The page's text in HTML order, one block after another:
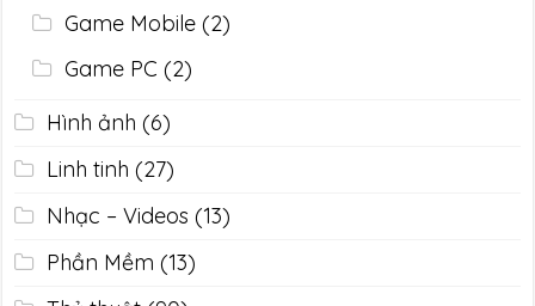
Game Mobile(2)
Game PC (2)
Hình ảnh (6)
Linh tinh (27)
Nhạc – Videos (13)
Phần Mềm (13)